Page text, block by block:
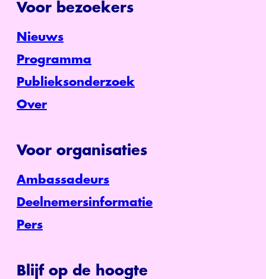
Voor bezoekers
Nieuws
Programma
Publieksonderzoek
Over
Voor organisaties
Ambassadeurs
Deelnemersinformatie
Pers
Blijf op de hoogte